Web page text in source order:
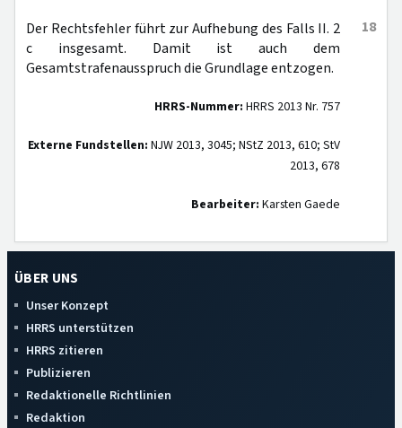
18
Der Rechtsfehler führt zur Aufhebung des Falls II. 2
c insgesamt. Damit ist auch dem
Gesamtstrafenausspruch die Grundlage entzogen.
HRRS-Nummer: HRRS 2013 Nr. 757
Externe Fundstellen: NJW 2013, 3045; NStZ 2013, 610; StV
2013, 678
Bearbeiter: Karsten Gaede
ÜBER UNS
Unser Konzept
HRRS unterstützen
HRRS zitieren
Publizieren
Redaktionelle Richtlinien
Redaktion